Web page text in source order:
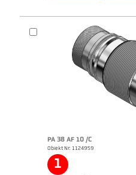
Broszura CellaTemp PA
PA 38 AF 10 /C
Obiekt Nr: 1124959
1